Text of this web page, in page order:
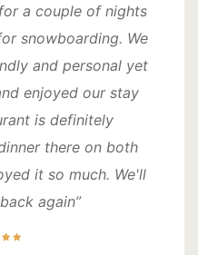
a couple of nights
snowboarding. We
and personal yet
enjoyed our stay
is definitely
there on both
it so much. We'll
again”